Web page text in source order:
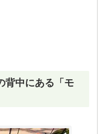
背中にある「モ